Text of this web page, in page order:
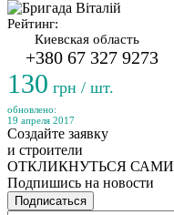
Рейтинг:
Киевская область
+380 67 327 9273
130 грн / шт.
обновлено:
19 апреля 2017
Создайте заявку
и строители
ОТКЛИКНУТЬСЯ САМИ
Подпишись на новости
Подписаться